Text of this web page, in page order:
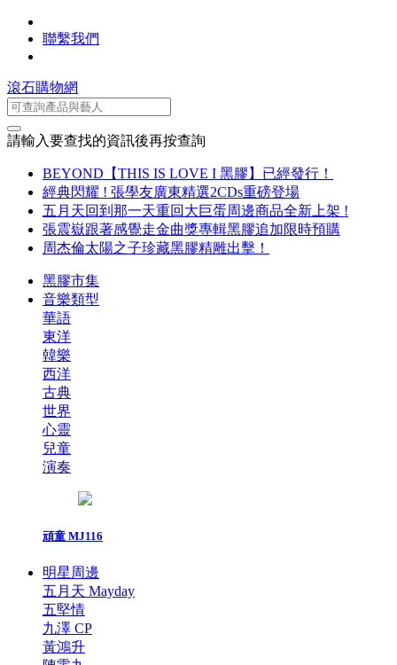
聯繫我們
滾石購物網
請輸入要查找的資訊後再按查詢
BEYOND【THIS IS LOVE I 黑膠】已經發行！
經典閃耀 ! 張學友廣東精選2CDs重磅登場
五月天回到那一天重回大巨蛋周邊商品全新上架 !
張震嶽跟著感覺走金曲獎專輯黑膠追加限時預購
周杰倫太陽之子珍藏黑膠精雕出擊！
黑膠市集
音樂類型
華語
東洋
韓樂
西洋
古典
世界
心靈
兒童
演奏
頑童 MJ116
明星周邊
五月天 Mayday
五堅情
九澤 CP
黃鴻升